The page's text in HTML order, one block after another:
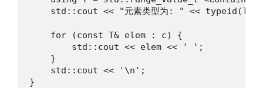
std::cout << "元素类型为: " <<
    for (const T& elem : c) {
        std::cout << elem << ' ';
    }
    std::cout << '\n';
}